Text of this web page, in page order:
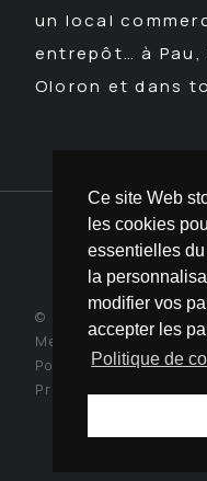
Ce site Web
les cookies
essentielles
la
modifier vos
accepter les
Politique de
un local
entrepôt… à Pau,
Oloron et dans
© Invest In Pau
Mentions légales
Politique de
Propulsé par